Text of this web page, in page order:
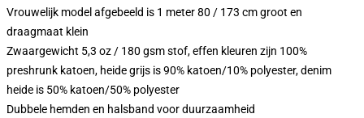
Vrouwelijk model afgebeeld is 1 meter 80 / 173 cm groot en
draagmaat klein
Zwaargewicht 5,3 oz / 180 gsm stof, effen kleuren zijn 100%
preshrunk katoen, heide grijs is 90% katoen/10% polyester, denim
heide is 50% katoen/50% polyester
Dubbele hemden en halsband voor duurzaamheid